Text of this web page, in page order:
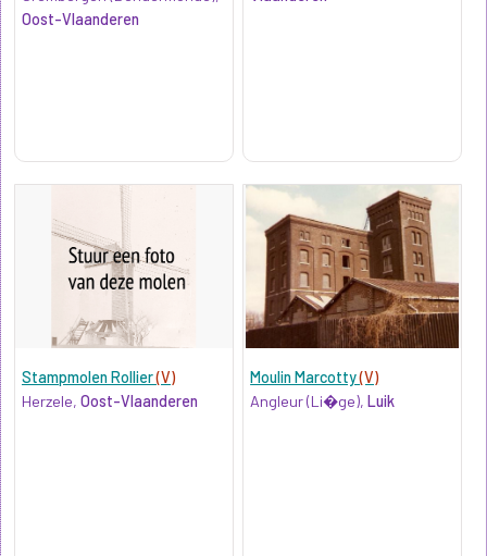
Oost-Vlaanderen
Stampmolen Rollier(V)
Herzele, Oost-Vlaanderen
Moulin Marcotty(V)
Angleur (Li�ge),Luik